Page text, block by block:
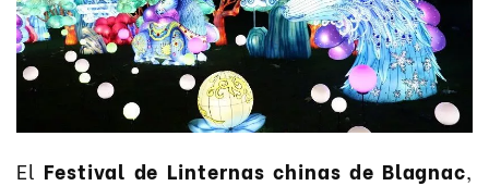
El Festival de Linternas chinas de Blagnac,